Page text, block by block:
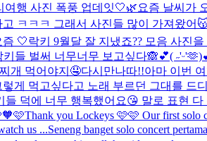
여행 사진 폭풍 업데잇🤍🌿요즘 날씨가
ㅋㅋㅋ 그래서 사진들 많이 가져왔어
즘 🤍락키 9월달 잘 지냈죠?? 모음 사진
들 벌써 너무너무 보고싶다🙈💕(
개 먹어야지🤤다시만나따!!아마 이번
게 먹고싶다고 노래 부르던 그대를 드
들 덕에 너무 행복했어요😘 말로 표현
Thank you Lockeys 🩷🩷 Our first solo
us ...Seneng banget solo concert